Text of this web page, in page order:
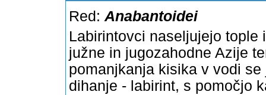
Red: Anabantoidei
Labirintovci naseljujejo tople
južne in jugozahodne Azije
pomanjkanja kisika v vodi
dihanje - labirint, s pomočjo